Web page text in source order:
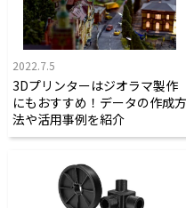
2022.7.5
3Dプリンターはジオラマ製作
にもおすすめ！データの作成方
法や活用事例を紹介